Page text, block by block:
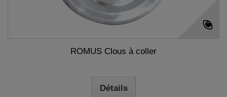
ROMUS Clous à coller
Détails